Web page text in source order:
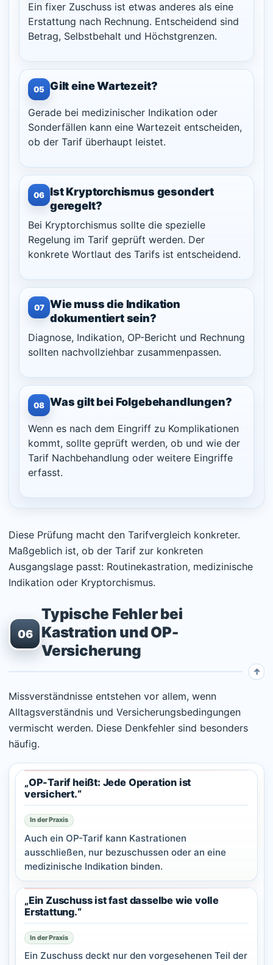
Ein fixer Zuschuss ist etwas anderes als eine
Erstattung nach Rechnung. Entscheidend sind
Betrag, Selbstbehalt und Höchstgrenzen.
05 Gilt eine Wartezeit?
Gerade bei medizinischer Indikation oder
Sonderfällen kann eine Wartezeit entscheiden,
ob der Tarif überhaupt leistet.
06 Ist Kryptorchismus gesondert
geregelt?
Bei Kryptorchismus sollte die spezielle
Regelung im Tarif geprüft werden. Der
konkrete Wortlaut des Tarifs ist entscheidend.
07 Wie muss die Indikation
dokumentiert sein?
Diagnose, Indikation, OP-Bericht und Rechnung
sollten nachvollziehbar zusammenpassen.
08 Was gilt bei Folgebehandlungen?
Wenn es nach dem Eingriff zu Komplikationen
kommt, sollte geprüft werden, ob und wie der
Tarif Nachbehandlung oder weitere Eingriffe
erfasst.
Diese Prüfung macht den Tarifvergleich konkreter.
Maßgeblich ist, ob der Tarif zur konkreten
Ausgangslage passt: Routinekastration, medizinische
Indikation oder Kryptorchismus.
06
Typische Fehler bei
Kastration und OP-
Versicherung
Missverständnisse entstehen vor allem, wenn
Alltagsverständnis und Versicherungsbedingungen
vermischt werden. Diese Denkfehler sind besonders
häufig.
„OP-Tarif heißt: Jede Operation ist
versichert.“
In der Praxis
Auch ein OP-Tarif kann Kastrationen
ausschließen, nur bezuschussen oder an eine
medizinische Indikation binden.
„Ein Zuschuss ist fast dasselbe wie volle
Erstattung.“
In der Praxis
Ein Zuschuss deckt nur den vorgesehenen Teil der